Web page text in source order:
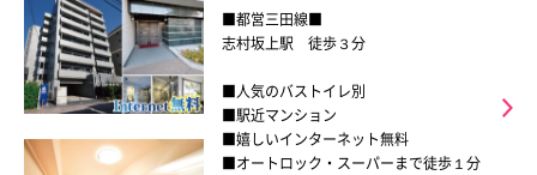
■都営三田線■
志村坂上駅 徒歩３分
■人気のバストイレ別
■駅近マンション
■嬉しいインターネット無料
■オートロック・スーパーまで徒歩１分